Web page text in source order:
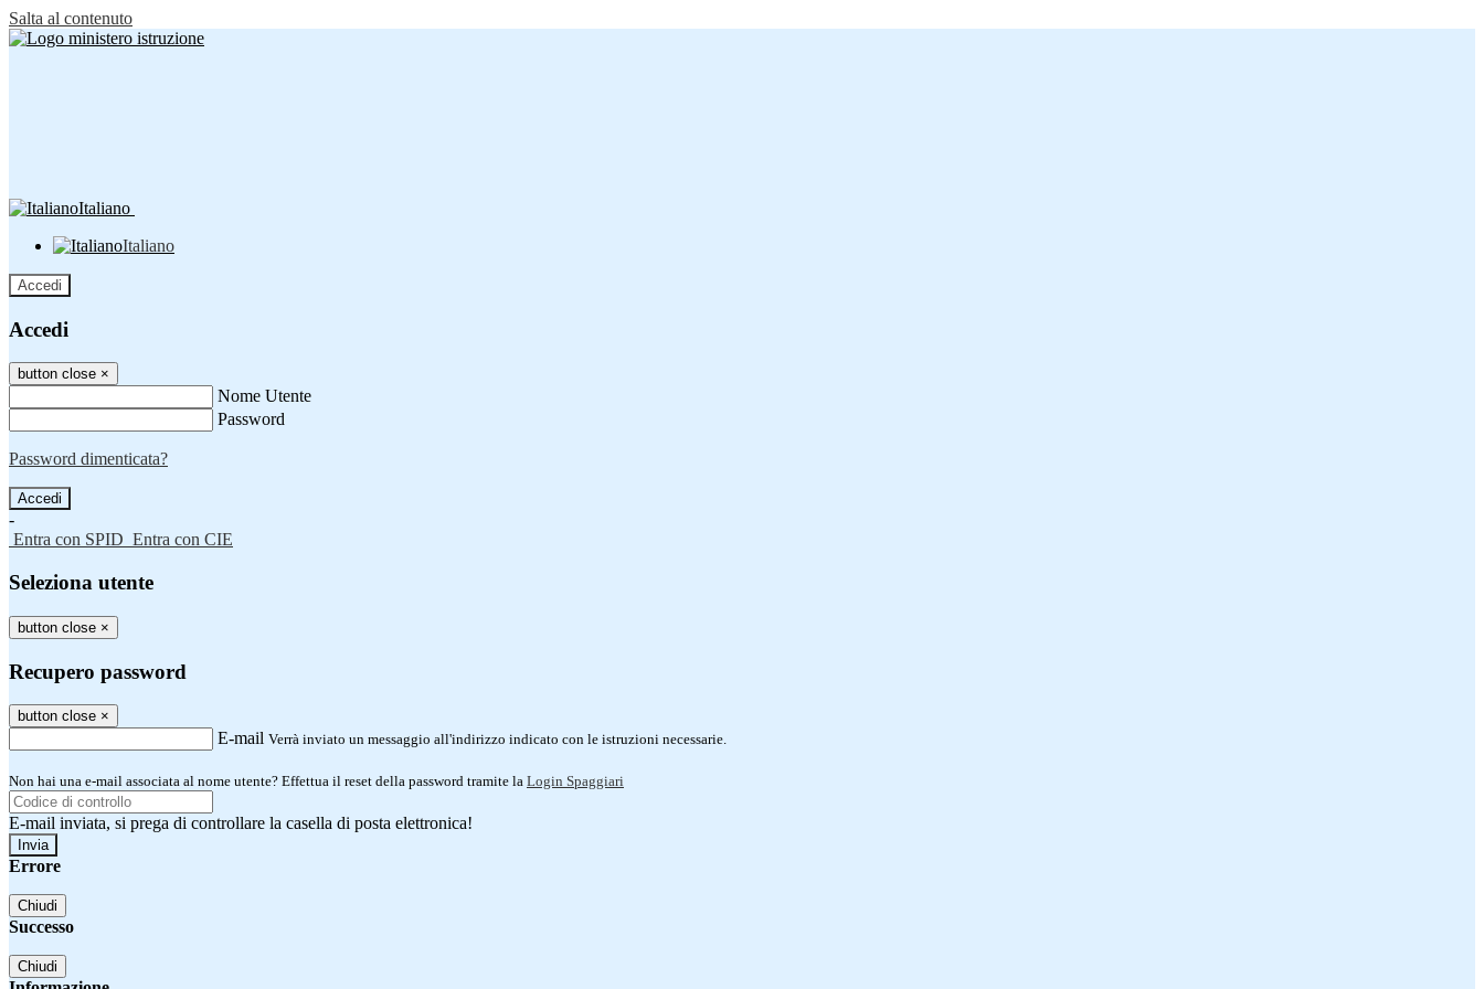
Salta al contenuto
Italiano
Italiano
Accedi
Accedi
button close ×
Nome Utente
Password
Password dimenticata?
-
Entra con SPID Entra con CIE
Seleziona utente
button close ×
Recupero password
button close ×
E-mail Verrà inviato un messaggio all'indirizzo indicato con le istruzioni necessarie.
Non hai una e-mail associata al nome utente? Effettua il reset della password tramite la Login Spaggiari
E-mail inviata, si prega di controllare la casella di posta elettronica!
Errore
Chiudi
Successo
Chiudi